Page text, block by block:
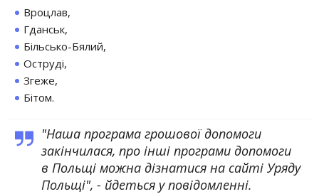
Вроцлав,
Гданськ,
Більсько-Бялий,
Оструді,
Згеже,
Бітом.
"Наша програма грошової допомоги
закінчилася, про інші програми допомоги
в Польщі можна дізнатися на сайті Уряду
Польщі", - йдеться у повідомленні.